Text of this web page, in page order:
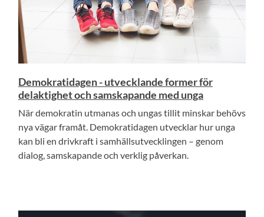
Demokratidagen - utvecklande former för
delaktighet och samskapande med unga
När demokratin utmanas och ungas tillit minskar behövs
nya vägar framåt. Demokratidagen utvecklar hur unga
kan bli en drivkraft i samhällsutvecklingen – genom
dialog, samskapande och verklig påverkan.